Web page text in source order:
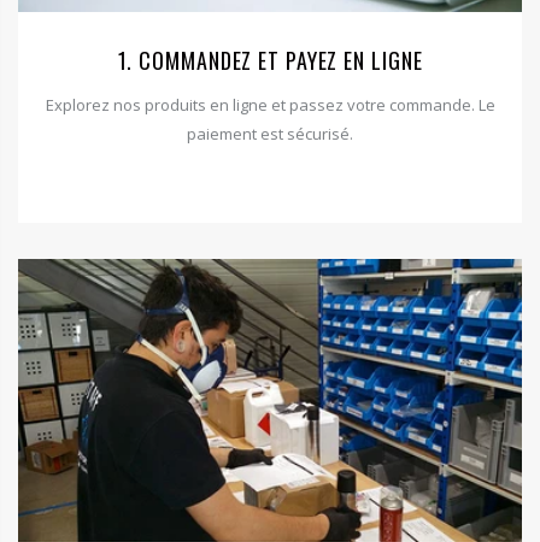
1. COMMANDEZ ET PAYEZ EN LIGNE
Explorez nos produits en ligne et passez votre commande. Le
paiement est sécurisé.